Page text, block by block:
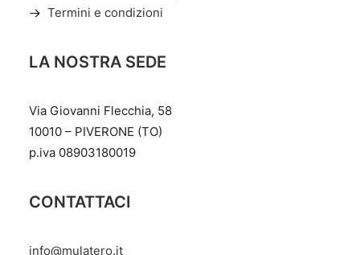
Termini e condizioni
LA NOSTRA SEDE
Via Giovanni Flecchia, 58
10010 – PIVERONE (TO)
p.iva 08903180019
CONTATTACI
info@mulatero.it